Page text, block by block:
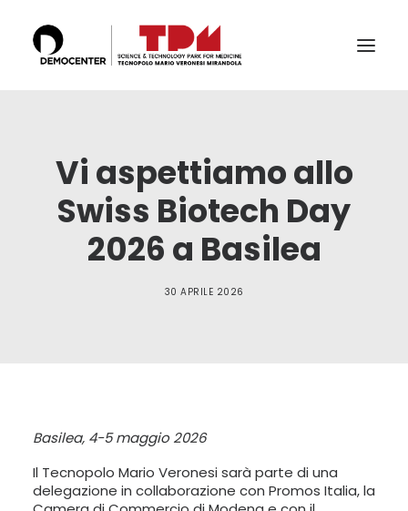
SERVIZI
PUBBLICAZIONI E CONFERENZE
LINGUA:
ENG
Vi aspettiamo allo
Swiss Biotech Day
2026 a Basilea
30 APRILE 2026
Basilea, 4-5 maggio 2026
Il Tecnopolo Mario Veronesi sarà parte di una
delegazione in collaborazione con Promos Italia, la